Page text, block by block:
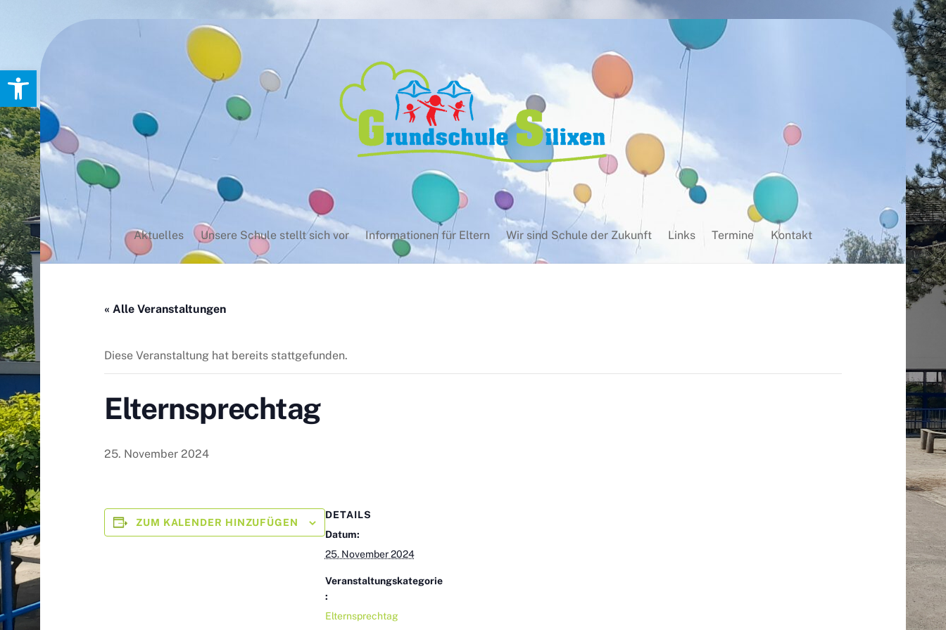
Werkzeugleiste öffnen
Aktuelles Unsere Schule stellt sich vor Informationen für Eltern Wir sind Schule der Zukunft Links Termine Kontakt
« Alle Veranstaltungen
Diese Veranstaltung hat bereits stattgefunden.
Elternsprechtag
25. November 2024
ZUM KALENDER HINZUFÜGEN
DETAILS
Datum:
25. November 2024
Veranstaltungskategorie
:
Elternsprechtag